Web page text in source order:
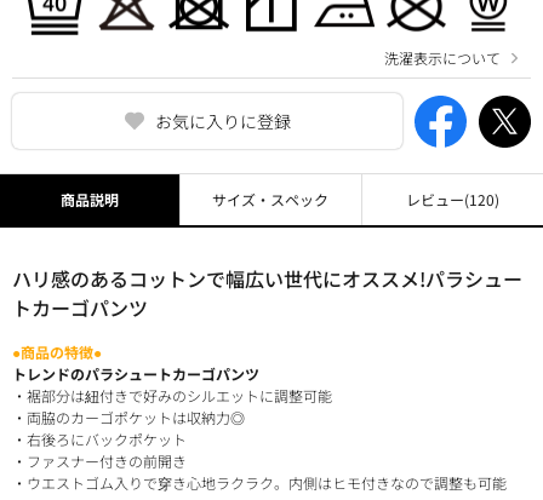
お気に入りに登録
洗濯表示について
商品説明
ハリ感のあるコットンで幅広い世代にオススメ!パラシュー
トカーゴパンツ
●商品の特徴●
トレンドのパラシュートカーゴパンツ
・裾部分は紐付きで好みのシルエットに調整可能
・両脇のカーゴポケットは収納力◎
・右後ろにバックポケット
・ファスナー付きの前開き
・ウエストゴム入りで穿き心地ラクラク。内側はヒモ付きなので調整も可能
サイズ・スペック レビュー(120)